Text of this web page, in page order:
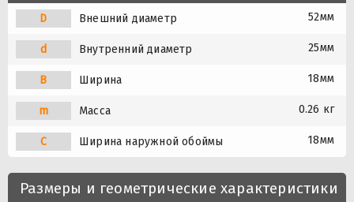
D Внешний диаметр 52мм
d Внутренний диаметр 25мм
B Ширина 18мм
m Масса 0.26 кг
C Ширина наружной обоймы 18мм
Размеры и геометрические характеристики